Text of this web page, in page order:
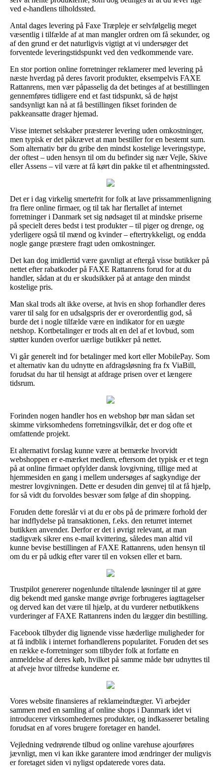
ved e-handlens tilholdssted.
Antal dages levering på Faxe Træpleje er selvfølgelig meget
væsentlig i tilfælde af at man mangler ordren om få sekunder, og
af den grund er det naturligvis vigtigt at vi undersøger det
forventede leveringstidspunkt ved den vedkommende vare.
En stor portion online forretninger reklamerer med levering på
næste hverdag på deres favorit produkter, eksempelvis FAXE
Rattanrens, men vær påpasselig da det betinges af at bestillingen
gennemføres tidligere end et fast tidspunkt, så de højst
sandsynligt kan nå at få bestillingen fikset forinden de
pakkeansatte drager hjemad.
Visse internet selskaber præsterer levering uden omkostninger,
men typisk er det påkrævet at man bestiller for en bestemt sum.
Som alternativ bør du gribe den mindst kostelige leveringstype,
der oftest – uden hensyn til om du befinder sig nær Vejle, Skive
eller Assens – vil være at få kørt din pakke til et afhentningssted.
Det er i dag virkelig smertefrit for folk at lave prissammenligning
fra flere online firmaer, og til tak har flertallet af internet
forretninger i Danmark set sig nødsaget til at mindske priserne
på specielt deres bedst i test produkter – til piger og drenge, og
yderligere også til mænd og kvinder – eftertrykkeligt, og endda
nogle gange præstere fragt uden omkostninger.
Det kan dog imidlertid være gavnligt at eftergå visse butikker på
nettet efter rabatkoder på FAXE Rattanrens forud for at du
handler, sådan at du er skudsikker på at antage den mindst
kostelige pris.
Man skal trods alt ikke overse, at hvis en shop forhandler deres
varer til salg for en udsalgspris der er overordentlig god, så
burde det i nogle tilfælde være en indikator for en uægte
netshop. Kortbetalinger er trods alt en del af et lovbud, som
støtter kunden overfor uærlige butikker på nettet.
Vi går generelt ind for betalinger med kort eller MobilePay. Som
et alternativ kan du udnytte en afdragsløsning fra fx ViaBill,
forudsat du har til hensigt at afdrage prisen over et længere
tidsrum.
Forinden nogen handler hos en webshop bør man sådan set
skimme virksomhedens forretningsvilkår, det er dog ofte et
omfattende projekt.
Et alternativt forslag kunne være at bemærke hvorvidt
webshoppen er e-mærket medlem, eftersom det typisk er et tegn
på at online firmaet opfylder dansk lovgivning, tillige med at
hjemmesiden en gang i mellem undersøges af sagkyndige der
mestrer lovgivningen. Dette er desuden din genvej til at få hjælp,
for så vidt du forvoldes besvær som følge af din shopping.
Foruden dette foreslår vi at du er obs på de primære forhold der
har indflydelse på transaktionen, f.eks. den returret internet
butikken anvender. Derfor er det i øvrigt relevant, at man
stadigvæk sikrer ens e-mail kvittering, således man altid vil
kunne bevise bestillingen af FAXE Rattanrens, uden hensyn til
om du er på udkig efter varer til en voksen eller et barn.
Trustpilot genererer nogenlunde tiltalende løsninger til at gøre
dig bekendt med ganske mange øvrige forbrugeres iagttagelser
og derved kan det være til hjælp, at du vurderer netbutikkens
vurderinger af FAXE Rattanrens inden du lægger din bestilling.
Facebook tilbyder dig lignende visse hæderlige muligheder for
at få indblik i internet forhandlerens popularitet. Foruden det ses
en række e-forretninger som tilbyder folk at forfatte en
anmeldelse af deres køb, hvilket på samme måde bør udnyttes til
at afveje hvor tilfredse kunderne er.
Vores website finansieres af reklameindtægter. Vi arbejder
sammen med en samling af online shops i Danmark idet vi
introducerer virksomhedernes produkter, og indkasserer betaling
forudsat en af vores brugere foretager en handel.
Vejledning vedrørende tilbud og online varehuse ajourføres
jævnligt, men vi kan ikke garantere imod ændringer der muligvis
er foretaget siden vi nyligst opdaterede vores data.